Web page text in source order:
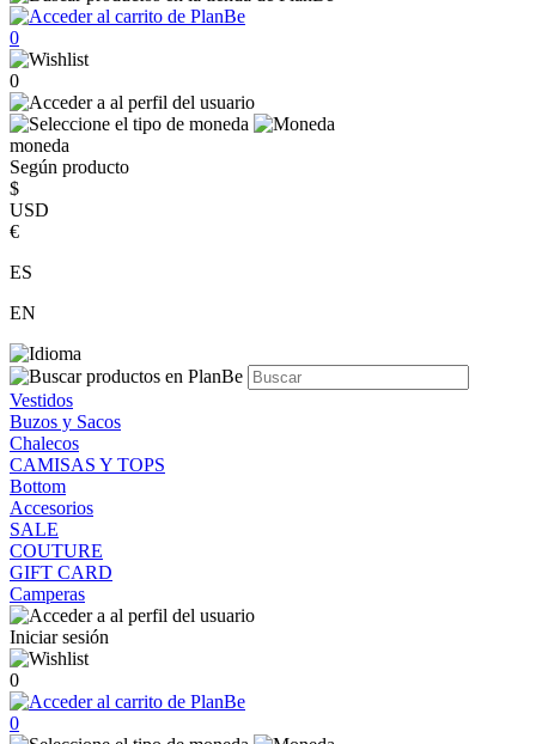
0
0
moneda
Según producto
$
USD
€
ES
EN
Vestidos
Buzos y Sacos
Chalecos
CAMISAS Y TOPS
Bottom
Accesorios
SALE
COUTURE
GIFT CARD
Camperas
Iniciar sesión
0
0